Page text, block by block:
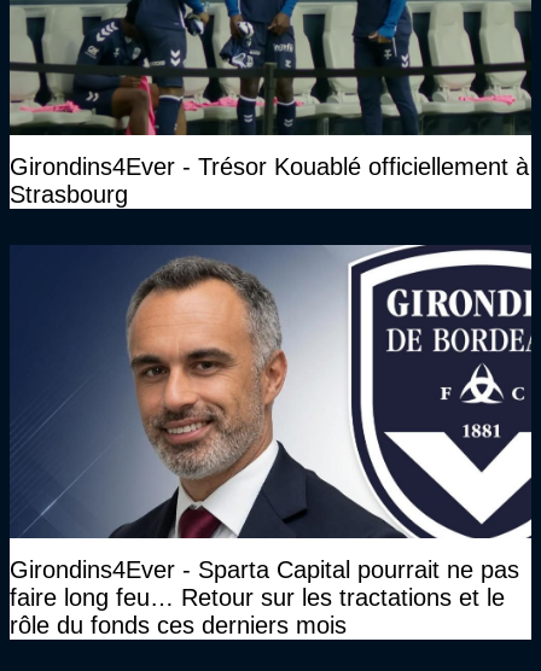
Girondins4Ever - Trésor Kouablé officiellement à
Strasbourg
Girondins4Ever - Sparta Capital pourrait ne pas
faire long feu… Retour sur les tractations et le
rôle du fonds ces derniers mois